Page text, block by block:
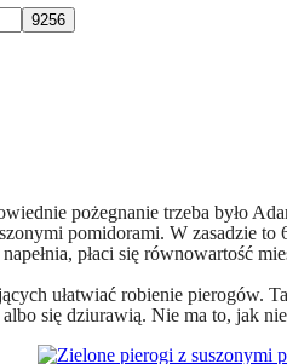
pożegnanie trzeba było
pomidorami. W zasadzie
płaci się równowartość
ułatwiać robienie pierogów.
się dziurawią. Nie ma to, jak